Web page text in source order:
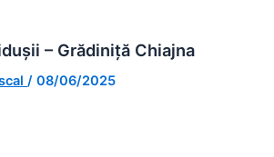
– Grădiniță Chiajna
/ 08/06/2025